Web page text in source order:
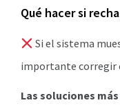
Qué hacer si
Si el sistema
importante corregir
Las soluciones